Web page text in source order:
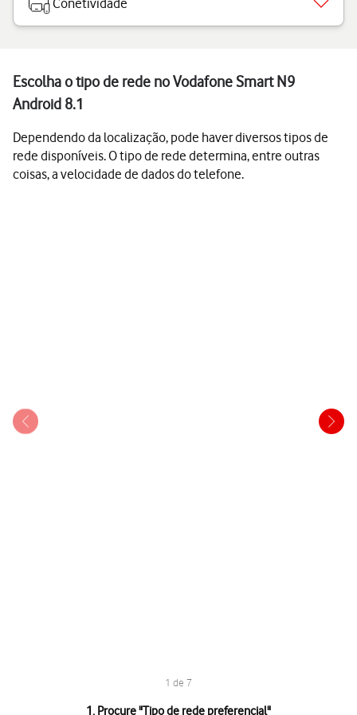
Conetividade
Escolha o tipo de rede no Vodafone Smart N9
Android 8.1
Dependendo da localização, pode haver diversos tipos de
rede disponíveis. O tipo de rede determina, entre outras
coisas, a velocidade de dados do telefone.
1 de 7
1. Procure "Tipo de rede preferencial"